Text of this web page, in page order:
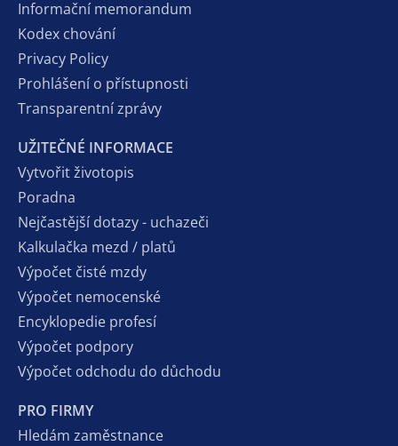
Informační memorandum
Kodex chování
Privacy Policy
Prohlášení o přístupnosti
Transparentní zprávy
UŽITEČNÉ INFORMACE
Vytvořit životopis
Poradna
Nejčastější dotazy - uchazeči
Kalkulačka mezd / platů
Výpočet čisté mzdy
Výpočet nemocenské
Encyklopedie profesí
Výpočet podpory
Výpočet odchodu do důchodu
PRO FIRMY
Hledám zaměstnance